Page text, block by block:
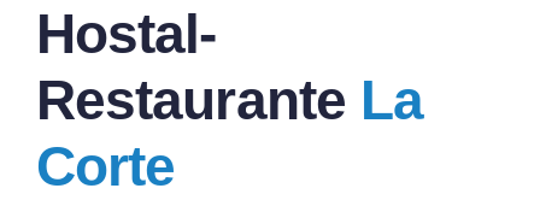
Hostal-
Restaurante La
Corte